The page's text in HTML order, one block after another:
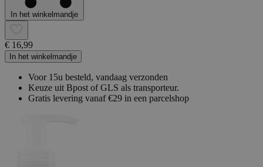
In het winkelmandje
€ 16,99
In het winkelmandje
Voor 15u besteld, vandaag verzonden
Keuze uit Bpost of GLS als transporteur.
Gratis levering vanaf €29 in een parcelshop